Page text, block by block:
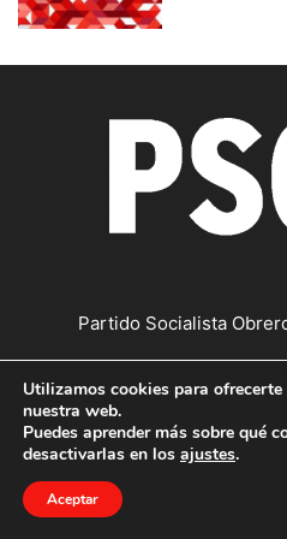
Partido Socialista
Contáctanos:
©Copyright © 2019|Política de
Utilizamos cookies para
nuestra web.
Puedes aprender más sobre qué
desactivarlas en los ajustes.
Aceptar